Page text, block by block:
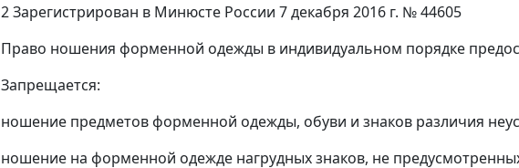
2 Зарегистрирован в Минюсте России 7 декабря 2016 г. № 44605
Право ношения форменной одежды в индивидуальном порядке
Запрещается:
ношение предметов форменной одежды, обуви и знаков различия
ношение на форменной одежде нагрудных знаков, не